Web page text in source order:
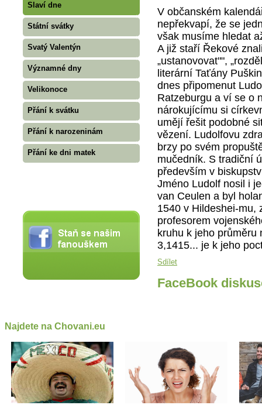
Slaví dne
Státní svátky
Svatý Valentýn
Významné dny
Velikonoce
Přání k svátku
Přání k narozeninám
Přání ke dni matek
V občanském
nepřekvapí, že se
však musíme hledat
A již staří Řekové
„ustanovovat"",
literární Taťány
dnes připomenut
Ratzeburgu a ví se o
nárokujícímu si
umějí řešit podobné
vězení. Ludolfovu
brzy po svém
mučedník. S tradiční
především v
Jméno Ludolf nosil i
van Ceulen a byl
1540 v Hildeshei-mu,
profesorem
kruhu k jeho průměru
3,1415... je k jeho
Sdílet
FaceBook
Najdete na Chovani.eu